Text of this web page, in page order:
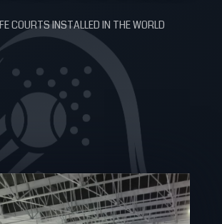
COURTS INSTALLED IN THE WORLD